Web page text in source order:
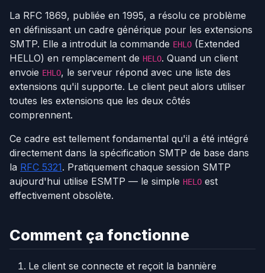
La RFC 1869, publiée en 1995, a résolu ce problème
en définissant un cadre générique pour les extensions
SMTP. Elle a introduit la commande EHLO (Extended
HELLO) en remplacement de HELO. Quand un client
envoie EHLO, le serveur répond avec une liste des
extensions qu'il supporte. Le client peut alors utiliser
toutes les extensions que les deux côtés
comprennent.
Ce cadre est tellement fondamental qu'il a été intégré
directement dans la spécification SMTP de base dans
la RFC 5321. Pratiquement chaque session SMTP
aujourd'hui utilise ESMTP — le simple HELO est
effectivement obsolète.
Comment ça fonctionne
Le client se connecte et reçoit la bannière